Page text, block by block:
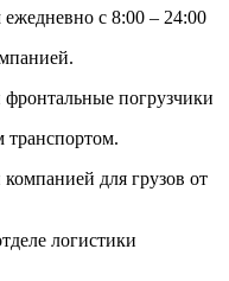
с 8:00 – 24:00
погрузчики
для грузов от
логистики